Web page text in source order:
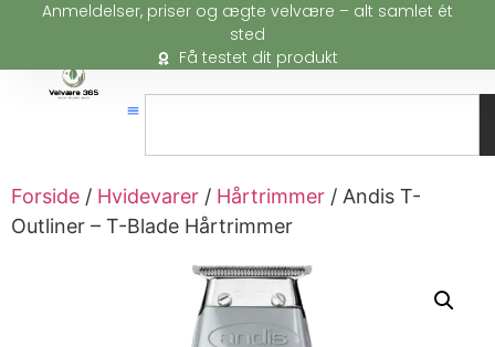
Anmeldelser, priser og ægte velvære – alt samlet ét
sted
Få testet dit produkt
Forside / Hvidevarer / Hårtrimmer / Andis T-
Outliner – T-Blade Hårtrimmer